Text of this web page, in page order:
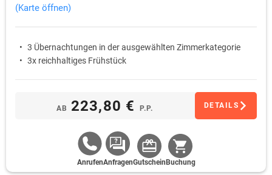
(Karte öffnen)
3 Übernachtungen in der ausgewählten Zimmerkategorie
3x reichhaltiges Frühstück
AB 223,80 € P.P. DETAILS
AnrufenAnfragenGutschein Buchung